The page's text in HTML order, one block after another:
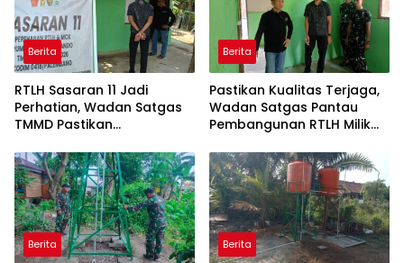
Berita
RTLH Sasaran 11 Jadi
Perhatian, Wadan Satgas
TMMD Pastikan
Sesuai Target
Berita
Pastikan Kualitas Terjaga,
Wadan Satgas Pantau
Pembangunan RTLH Milik
Berita Berita